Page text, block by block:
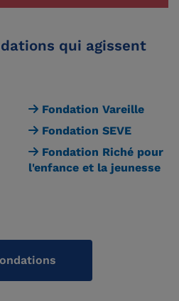
qui agissent
Fondation Vareille
Fondation SEVE
Fondation Riché pour
l'enfance et la jeunesse